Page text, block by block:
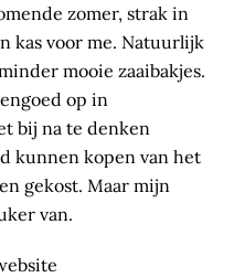
zomer, strak in
kas voor me. Natuurlijk
mooie zaaibakjes.
op in
bij na te denken
kunnen kopen van het
gekost. Maar mijn
van.